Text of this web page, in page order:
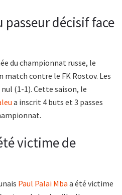
passeur décisif face
du championnat russe, le
match contre le FK Rostov. Les
(1-1). Cette saison, le
a inscrit 4 buts et 3 passes
victime de
Paul Palai Mba a été victime